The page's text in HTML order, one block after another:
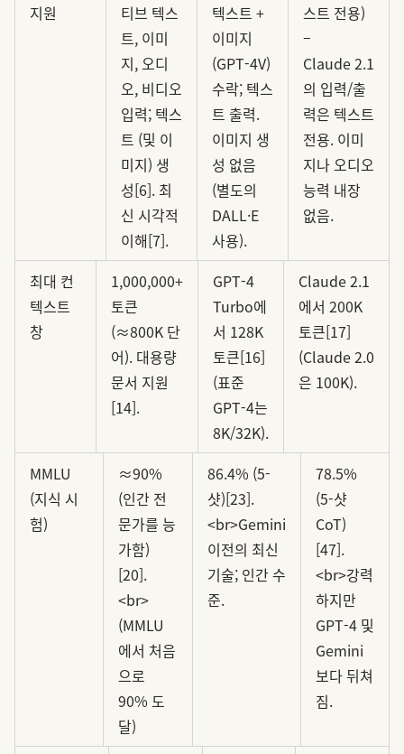
지원
티브 텍스
트, 이미
지, 오디
오, 비디오
입력; 텍스
트 (및 이
미지) 생
성[6]. 최
신 시각적
이해[7].
텍스트 +
이미지
(GPT-4V)
수락; 텍스
트 출력.
이미지 생
성 없음
(별도의
DALL·E
사용).
스트 전용)
–
Claude 2.1
의 입력/출
력은 텍스트
전용. 이미
지나 오디오
능력 내장
없음.
최대 컨
텍스트
창
1,000,000+
토큰
(≈800K 단
어). 대용량
문서 지원
[14].
GPT-4
Turbo에
서 128K
토큰[16]
(표준
GPT-4는
8K/32K).
Claude 2.1
에서 200K
토큰[17]
(Claude 2.0
은 100K).
MMLU
(지식 시
험)
≈90%
(인간 전
문가를 능
가함)
[20].
<br>
(MMLU
에서 처음
으로
90% 도
달)
86.4% (5-
샷)[23].
<br>Gemini
이전의 최신
기술; 인간 수
준.
78.5%
(5-샷
CoT)
[47].
<br>강력
하지만
GPT-4 및
Gemini
보다 뒤쳐
짐.